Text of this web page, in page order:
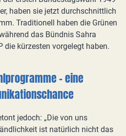
haben sie jetzt durchschnittlich
Traditionell haben die Grünen
das Bündnis Sahra
die kürzesten vorgelegt haben.
– eine
jedoch: „Die von uns
ist natürlich nicht das